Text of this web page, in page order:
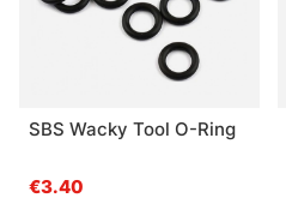
SBS Wacky Tool O-Ring
€3.40